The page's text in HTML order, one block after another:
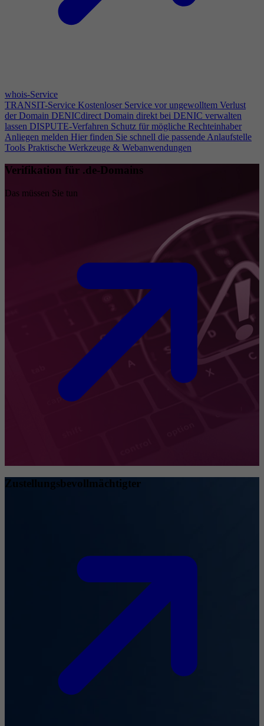
whois-Service
TRANSIT-Service Kostenloser Service vor ungewolltem Verlust
der Domain DENICdirect Domain direkt bei DENIC verwalten
lassen DISPUTE-Verfahren Schutz für mögliche Rechteinhaber
Anliegen melden Hier finden Sie schnell die passende Anlaufstelle
Tools Praktische Werkzeuge & Webanwendungen
Verifikation für .de-Domains
Das müssen Sie tun
Zustellungsbevollmächtigter